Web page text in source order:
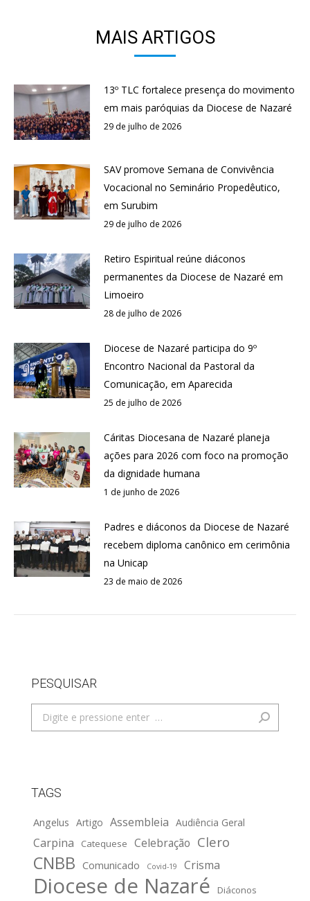
MAIS ARTIGOS
13º TLC fortalece presença do movimento
em mais paróquias da Diocese de Nazaré
29 de julho de 2026
SAV promove Semana de Convivência
Vocacional no Seminário Propedêutico,
em Surubim
29 de julho de 2026
Retiro Espiritual reúne diáconos
permanentes da Diocese de Nazaré em
Limoeiro
28 de julho de 2026
Diocese de Nazaré participa do 9º
Encontro Nacional da Pastoral da
Comunicação, em Aparecida
25 de julho de 2026
Cáritas Diocesana de Nazaré planeja
ações para 2026 com foco na promoção
da dignidade humana
1 de junho de 2026
Padres e diáconos da Diocese de Nazaré
recebem diploma canônico em cerimônia
na Unicap
23 de maio de 2026
PESQUISAR
Search:
TAGS
Angelus Artigo Assembleia Audiência Geral
Carpina Catequese Celebração Clero
CNBB Comunicado Covid-19 Crisma
Diocese de Nazaré
Diáconos